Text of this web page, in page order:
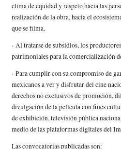
clima de equidad y respeto hacia las
realización de la obra, hacia el
que se filma.
· Al tratarse de subsidios, los
patrimoniales para la comercialización
· Para cumplir con su compromiso de
mexicanos a ver y disfrutar del cine
derechos no exclusivos de promoción,
divulgación de la película con fines
de exhibición, televisión pública
medio de las plataformas digitales del
Las convocatorias publicadas son: